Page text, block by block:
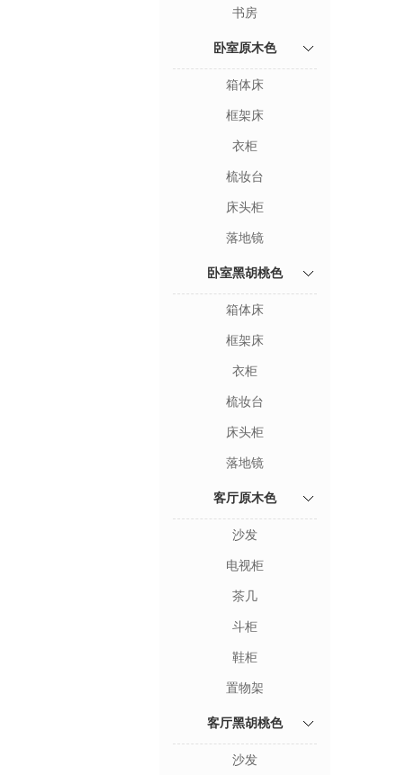
书房
卧室原木色
箱体床
框架床
衣柜
梳妆台
床头柜
落地镜
卧室黑胡桃色
箱体床
框架床
衣柜
梳妆台
床头柜
落地镜
客厅原木色
沙发
电视柜
茶几
斗柜
鞋柜
置物架
客厅黑胡桃色
沙发